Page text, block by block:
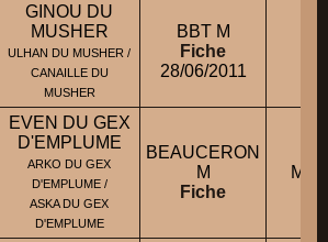
GINOU DU
MUSHER
ULHAN DU MUSHER /
CANAILLE DU
MUSHER
BBT M
Fiche
28/06/2011
EVEN DU GEX
D'EMPLUME
ARKO DU GEX
D'EMPLUME /
ASKA DU GEX
D'EMPLUME
BEAUCERON
M
Fiche
Mlle